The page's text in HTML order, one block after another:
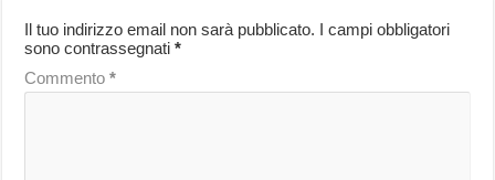
Il tuo indirizzo email non sarà pubblicato. I campi obbligatori
sono contrassegnati*
Commento*